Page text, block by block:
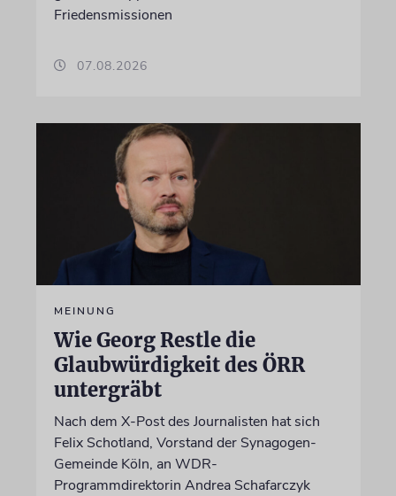
Friedensmissionen
07.08.2026
MEINUNG
Wie Georg Restle die
Glaubwürdigkeit des ÖRR
untergräbt
Nach dem X-Post des Journalisten hat sich
Felix Schotland, Vorstand der Synagogen-
Gemeinde Köln, an WDR-
Programmdirektorin Andrea Schafarczyk